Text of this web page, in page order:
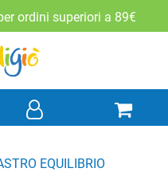
ordini superiori a 89€
EQUILIBRIO